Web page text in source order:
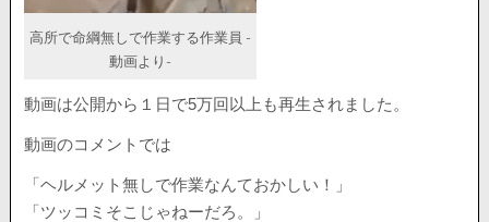
高所で命綱無しで作業する作業員 -
動画より-
動画は公開から１日で5万回以上も再生されました。
動画のコメントでは
「ヘルメット無しで作業なんておかしい！」
「ツッコミそこじゃねーだろ。」